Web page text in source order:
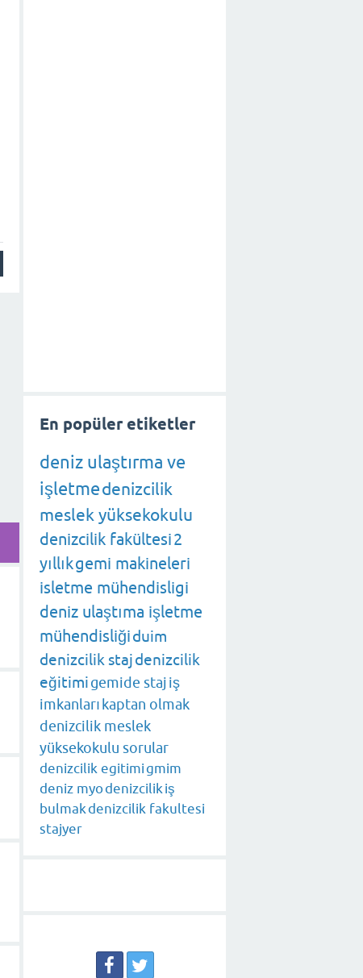
En popüler etiketler
deniz ulaştırma ve
işletmedenizcilik
meslek yüksekokulu
denizcilik fakültesi2
yıllıkgemi makineleri
isletme mühendisligi
deniz ulaştıma işletme
mühendisliğiduim
denizcilik stajdenizcilik
eğitimigemide stajiş
imkanlarıkaptan olmak
denizcilik meslek
yüksekokulu sorular
denizcilik egitimigmim
deniz myodenizcilikiş
bulmakdenizcilik fakultesi
stajyer